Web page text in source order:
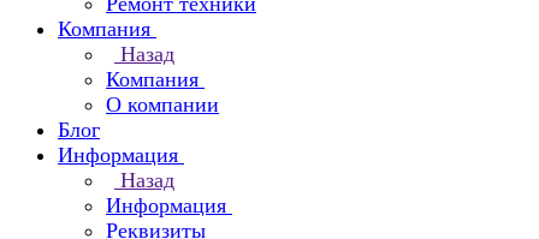
Компания
Назад
Компания
О компании
Блог
Информация
Назад
Информация
Реквизиты